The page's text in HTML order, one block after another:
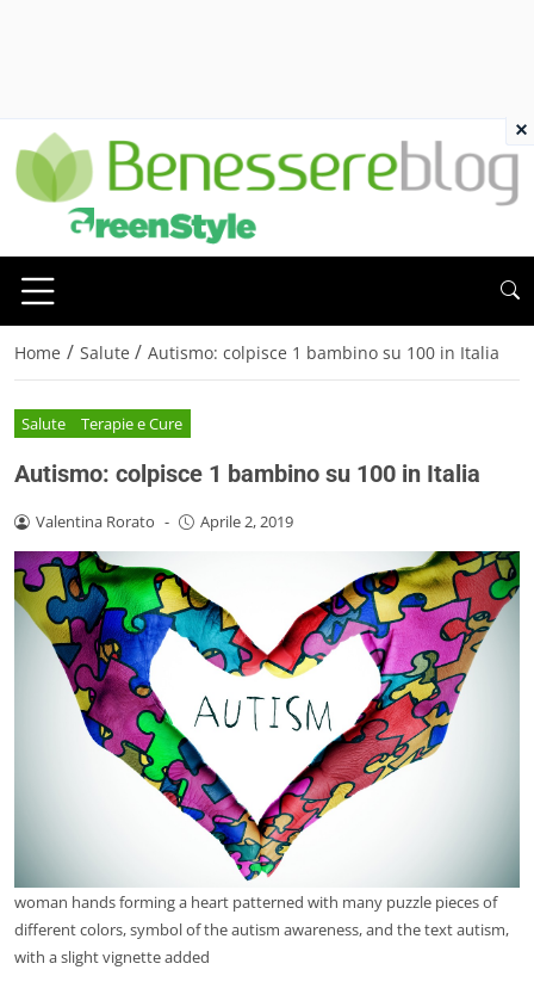
Home / Salute / Autismo: colpisce 1 bambino su 100 in Italia
Salute Terapie e Cure
Autismo: colpisce 1 bambino su 100 in Italia
Valentina Rorato - Aprile 2, 2019
woman hands forming a heart patterned with many puzzle pieces of
different colors, symbol of the autism awareness, and the text autism,
with a slight vignette added
×